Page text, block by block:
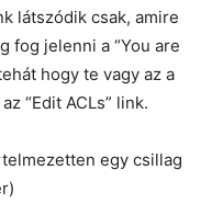
látszódik csak, amire
fog jelenni a “You are
hogy te vagy az a
“Edit ACLs” link.
egy csillag